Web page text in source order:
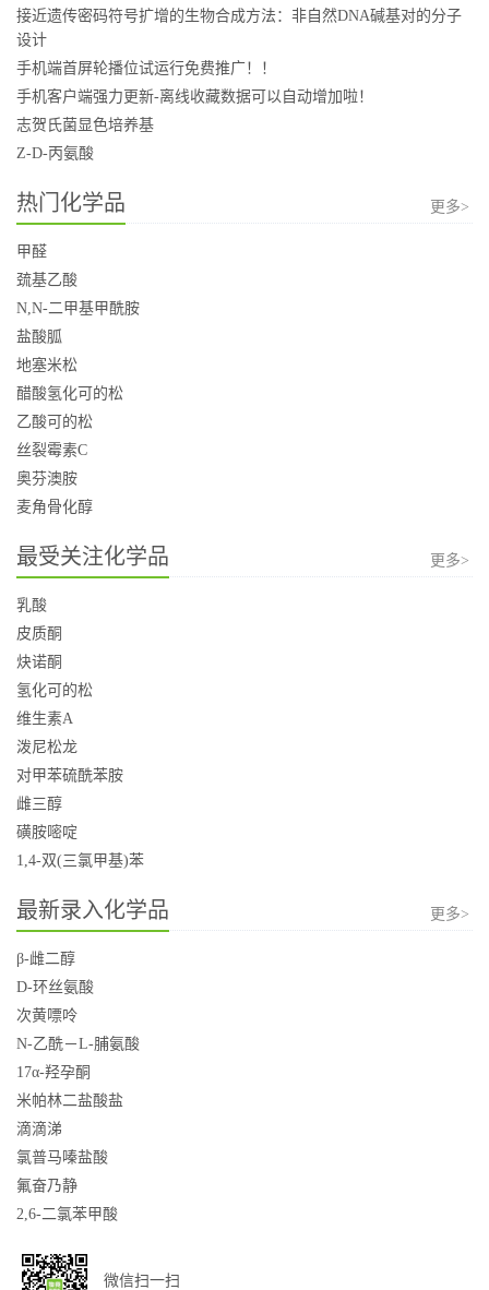
接近遗传密码符号扩增的生物合成方法：非自然DNA碱基对的分子
设计
手机端首屏轮播位试运行免费推广！！
手机客户端强力更新-离线收藏数据可以自动增加啦！
志贺氏菌显色培养基
Z-D-丙氨酸
热门化学品 更多>
甲醛
巯基乙酸
N,N-二甲基甲酰胺
盐酸胍
地塞米松
醋酸氢化可的松
乙酸可的松
丝裂霉素C
奥芬澳胺
麦角骨化醇
最受关注化学品 更多>
乳酸
皮质酮
炔诺酮
氢化可的松
维生素A
泼尼松龙
对甲苯硫酰苯胺
雌三醇
磺胺嘧啶
1,4-双(三氯甲基)苯
最新录入化学品 更多>
β-雌二醇
D-环丝氨酸
次黄嘌呤
N-乙酰－L-脯氨酸
17α-羟孕酮
米帕林二盐酸盐
滴滴涕
氯普马嗪盐酸
氟奋乃静
2,6-二氯苯甲酸
微信扫一扫